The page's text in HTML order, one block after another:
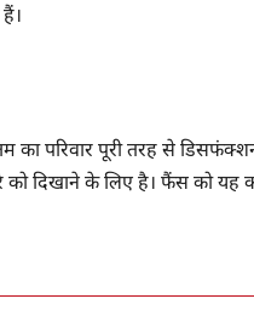
परिवार पूरी तरह से
को दिखाने के लिए है। फैंस को